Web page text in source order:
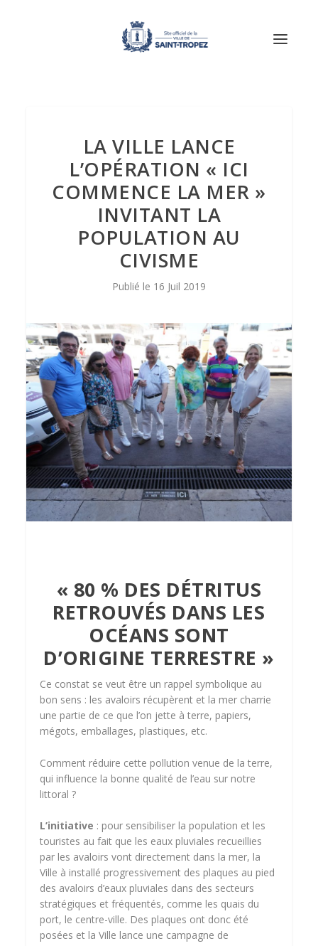
LA VILLE LANCE
L’OPÉRATION « ICI
COMMENCE LA MER »
INVITANT LA
POPULATION AU
CIVISME
16 Juil 2019
« 80 % DES DÉTRITUS
RETROUVÉS DANS LES
OCÉANS SONT
D’ORIGINE TERRESTRE »
Ce constat se veut être un rappel symbolique au
bon sens : les avaloirs récupèrent et la mer charrie
une partie de ce que l’on jette à terre, papiers,
mégots, emballages, plastiques, etc.
Comment réduire cette pollution venue de la terre,
qui influence la bonne qualité de l’eau sur notre
littoral ?
L’initiative : pour sensibiliser la population et les
touristes au fait que les eaux pluviales recueillies
par les avaloirs vont directement dans la mer, la
Ville à installé progressivement des plaques au pied
des avaloirs d’eaux pluviales dans des secteurs
stratégiques et fréquentés, comme les quais du
port, le centre-ville. Des plaques ont donc été
posées et la Ville lance une campagne de